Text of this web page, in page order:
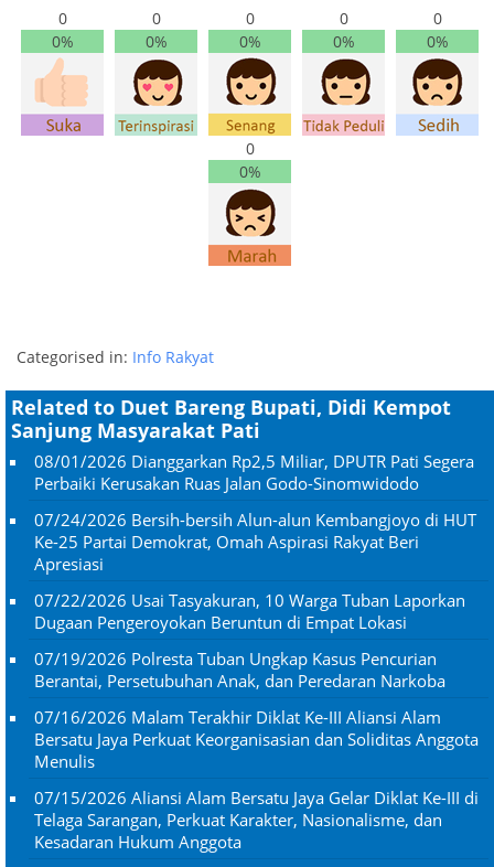
0
0%
0
0%
0
0%
0
0%
0
0%
0
0%
Categorised in: Info Rakyat
Related to Duet Bareng Bupati, Didi Kempot
Sanjung Masyarakat Pati
08/01/2026 Dianggarkan Rp2,5 Miliar, DPUTR Pati Segera
Perbaiki Kerusakan Ruas Jalan Godo-Sinomwidodo
07/24/2026 Bersih-bersih Alun-alun Kembangjoyo di HUT
Ke-25 Partai Demokrat, Omah Aspirasi Rakyat Beri
Apresiasi
07/22/2026 Usai Tasyakuran, 10 Warga Tuban Laporkan
Dugaan Pengeroyokan Beruntun di Empat Lokasi
07/19/2026 Polresta Tuban Ungkap Kasus Pencurian
Berantai, Persetubuhan Anak, dan Peredaran Narkoba
07/16/2026 Malam Terakhir Diklat Ke-III Aliansi Alam
Bersatu Jaya Perkuat Keorganisasian dan Soliditas Anggota
Menulis
07/15/2026 Aliansi Alam Bersatu Jaya Gelar Diklat Ke-III di
Telaga Sarangan, Perkuat Karakter, Nasionalisme, dan
Kesadaran Hukum Anggota